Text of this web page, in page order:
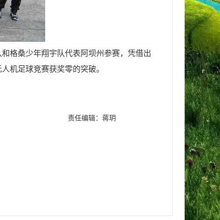
格桑少年翔宇队代表阿坝州参赛，凭借出
机足球竞赛获奖零的突破。
责任编辑：蒋玥